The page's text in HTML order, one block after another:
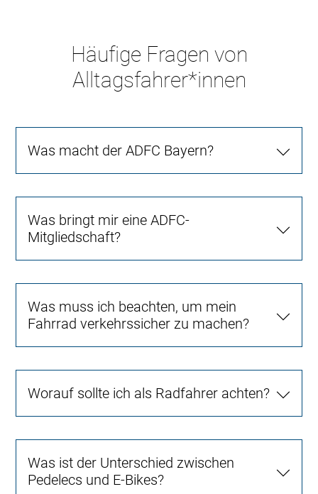
Häufige Fragen von
Alltagsfahrer*innen
Was macht der ADFC Bayern?
Was bringt mir eine ADFC-
Mitgliedschaft?
Was muss ich beachten, um mein
Fahrrad verkehrssicher zu machen?
Worauf sollte ich als Radfahrer achten?
Was ist der Unterschied zwischen
Pedelecs und E-Bikes?